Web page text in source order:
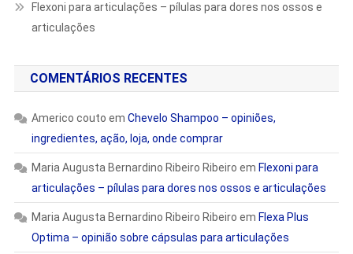
Flexoni para articulações – pílulas para dores nos ossos e
articulações
COMENTÁRIOS RECENTES
Americo couto em Chevelo Shampoo – opiniões,
ingredientes, ação, loja, onde comprar
Maria Augusta Bernardino Ribeiro Ribeiro em Flexoni para
articulações – pílulas para dores nos ossos e articulações
Maria Augusta Bernardino Ribeiro Ribeiro em Flexa Plus
Optima – opinião sobre cápsulas para articulações